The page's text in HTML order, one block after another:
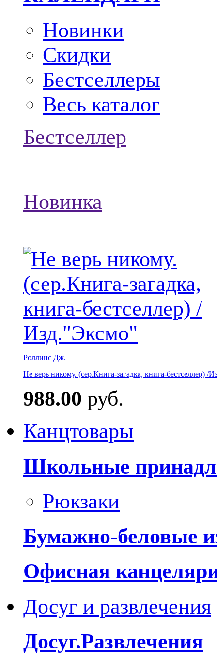
Новинки
Скидки
Бестселлеры
Весь каталог
Бестселлер
Новинка
Роллинс Дж.
Не верь никому. (сер.Книга-загадка, книга-бестселлер) /
988.00 руб.
Канцтовары
Школьные
Рюкзаки
Бумажно-беловые
Офисная
Досуг и развлечения
Досуг.Развлечения